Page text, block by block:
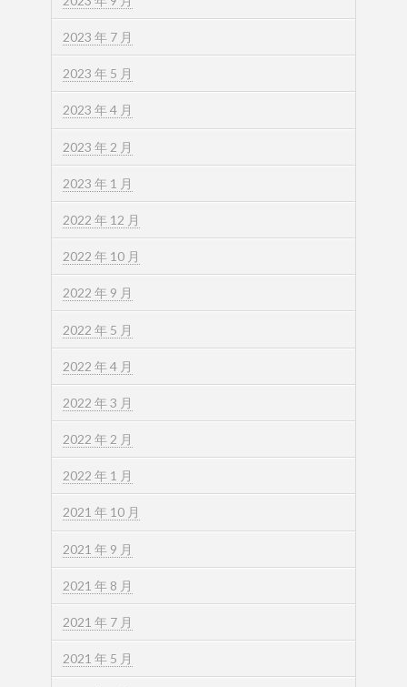
2023 年 7 月
2023 年 5 月
2023 年 4 月
2023 年 2 月
2023 年 1 月
2022 年 12 月
2022 年 10 月
2022 年 9 月
2022 年 5 月
2022 年 4 月
2022 年 3 月
2022 年 2 月
2022 年 1 月
2021 年 10 月
2021 年 9 月
2021 年 8 月
2021 年 7 月
2021 年 5 月